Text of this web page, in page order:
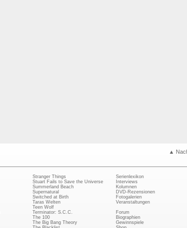
▲
Stranger Things
Stuart Fails to Save the Universe
Summerland Beach
Supernatural
Switched at Birth
Taras Welten
Teen Wolf
Terminator: S.C.C.
The 100
The Big Bang Theory
Serienlexikon
Interviews
Kolumnen
DVD-Rezensionen
Fotogalerien
Veranstaltungen
Forum
Biographien
Gewinnspiele